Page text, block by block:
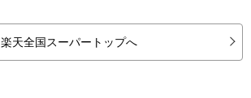
楽天全国スーパートップへ